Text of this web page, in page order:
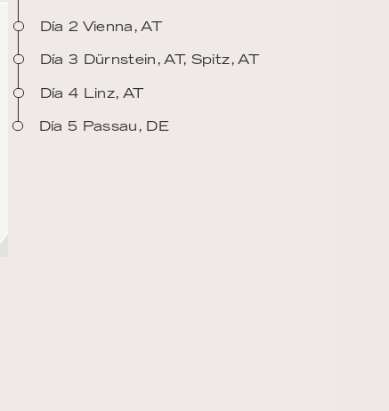
Día 2 Vienna, AT
Día 3 Dürnstein, AT, Spitz, AT
Día 4 Linz, AT
Día 5 Passau, DE